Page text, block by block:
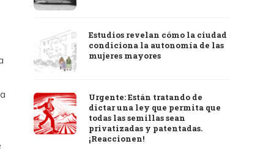
Estudios revelan cómo la ciudad
condiciona la autonomía de las
mujeres mayores
Urgente: Están tratando de
dictar una ley que permita que
todas las semillas sean
privatizadas y patentadas.
¡Reaccionen!